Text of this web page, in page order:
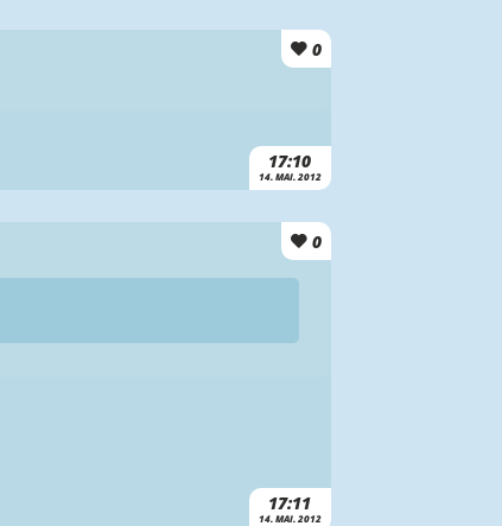
0
17:10
14. MAI. 2012
0
17:11
14. MAI. 2012